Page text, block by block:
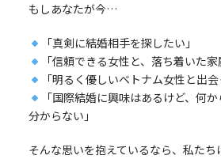
もしあなたが今…
「真剣に結婚相手を探したい」
「信頼できる女性と、落ち着いた家
「明るく優しいベトナム女性と出会
「国際結婚に興味はあるけど、何
分からない」
そんな思いを抱えているなら、私たち